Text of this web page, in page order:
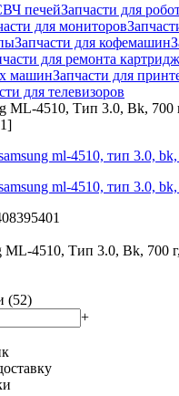
печейЗапчасти для
для мониторов
Запчасти для кофемашин
для ремонта
машинЗапчасти для
для телевизоров
ML-4510, Тип 3.0, Bk, 700
ML-4510, Тип 3.0, Bk, 700
(52)
+